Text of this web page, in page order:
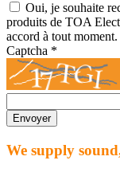
Oui, je souhaite
produits de TOA
accord à tout moment.
Captcha *
Envoyer
We supply